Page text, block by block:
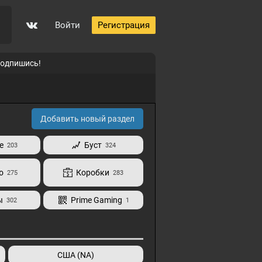
Войти Регистрация
Добавить новый раздел
203 Буст 324
275 Коробки 283
302 Prime Gaming 1
США (NA)